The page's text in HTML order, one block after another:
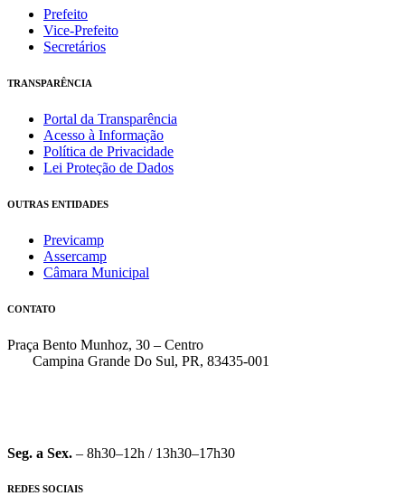
Prefeito
Vice-Prefeito
Secretários
TRANSPARÊNCIA
Portal da Transparência
Acesso à Informação
Política de Privacidade
Lei Proteção de Dados
OUTRAS ENTIDADES
Previcamp
Assercamp
Câmara Municipal
CONTATO
Praça Bento Munhoz, 30 – Centro
Campina Grande Do Sul, PR, 83435-001
Seg. a Sex. – 8h30–12h / 13h30–17h30
REDES SOCIAIS